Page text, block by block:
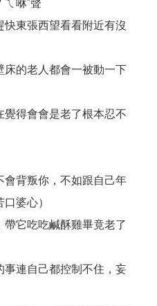
咻”聲
東張西望看看附近有沒
的老人都會一被動一下
得會會是老了根本忍不
背叛你，不如跟自己年
婆心）
它吃吃鹹酥雞畢竟老了
連自己都控制不住，妄